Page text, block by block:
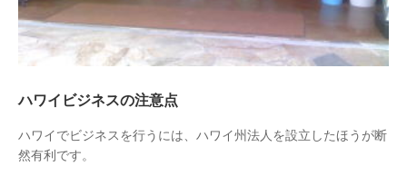
ハワイビジネスの注意点
ハワイでビジネスを行うには、ハワイ州法人を設立したほうが断
然有利です。